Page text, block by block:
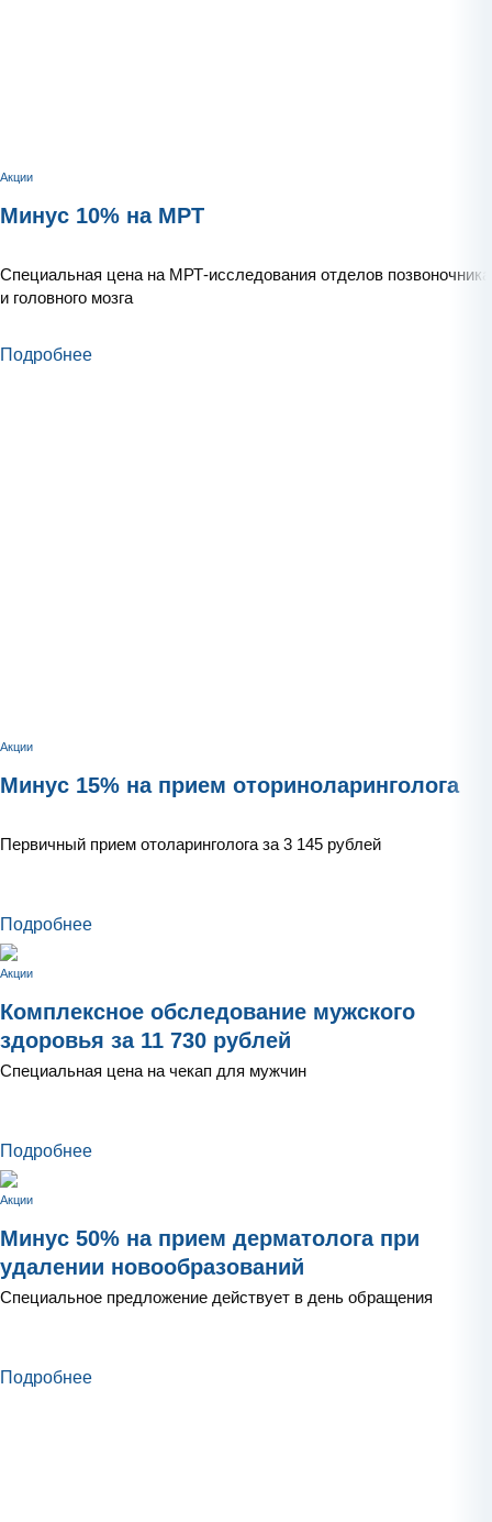
Акции
Минус 10% на МРТ
Специальная цена на МРТ-исследования отделов позвоночника
и головного мозга
Подробнее
Акции
Минус 15% на прием оториноларинголога
Первичный прием отоларинголога за 3 145 рублей
Подробнее
Акции
Комплексное обследование мужского
здоровья за 11 730 рублей
Специальная цена на чекап для мужчин
Подробнее
Акции
Минус 50% на прием дерматолога при
удалении новообразований
Специальное предложение действует в день обращения
Подробнее